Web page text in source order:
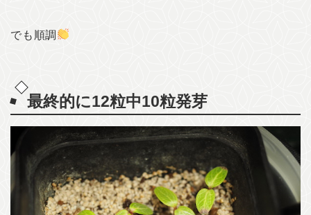
でも順調
最終的に12粒中10粒発芽